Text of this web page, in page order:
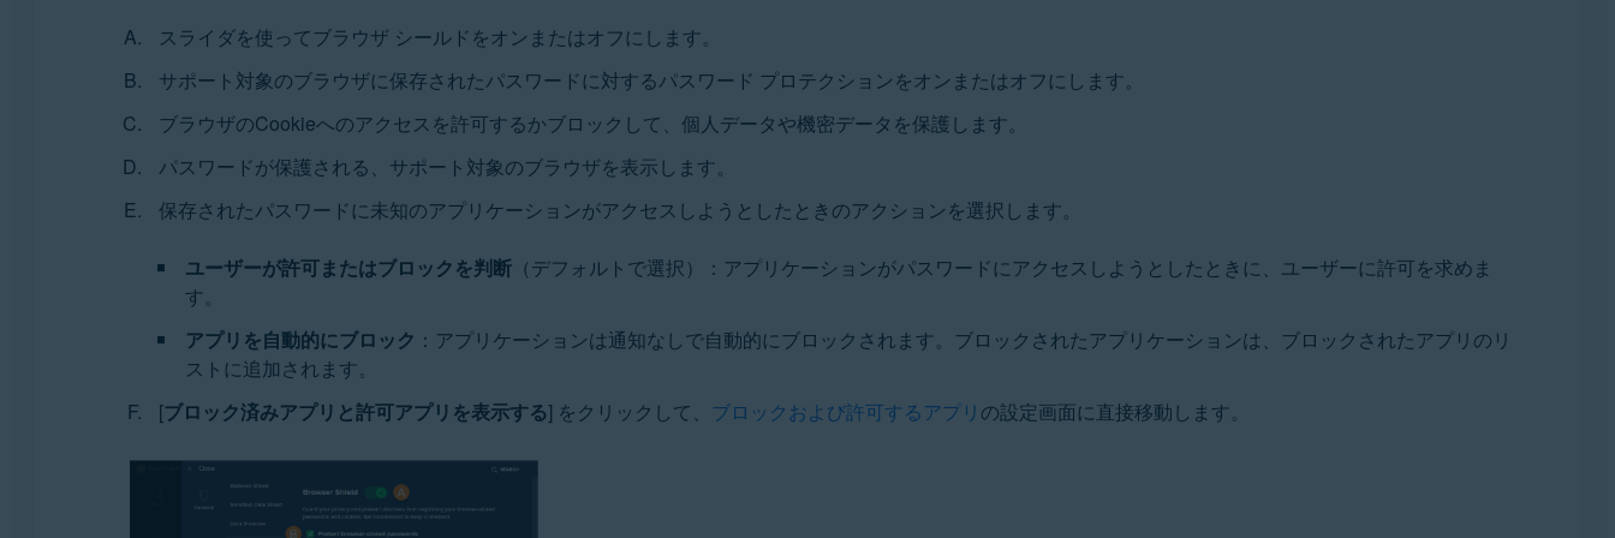
スライダを使ってブラウザ シールドをオンまたはオフにします。
サポート対象のブラウザに保存されたパスワードに対するパスワード プロテクションをオンまたはオフにします。
ブラウザのCookieへのアクセスを許可するかブロックして、個人データや機密データを保護します。
パスワードが保護される、サポート対象のブラウザを表示します。
保存されたパスワードに未知のアプリケーションがアクセスしようとしたときのアクションを選択します。
ユーザーが許可またはブロックを判断（デフォルトで選択）：アプリケーションがパスワードにアクセスしようとしたときに、ユーザーに許可を求めま
す。
アプリを自動的にブロック ：アプリケーションは通知なしで自動的にブロックされます。ブロックされたアプリケーションは、ブロックされたアプリのリ
ストに追加されます。
[ブロック済みアプリと許可アプリを表示する] をクリックして、 ブロックおよび許可するアプリ の設定画面に直接移動します。